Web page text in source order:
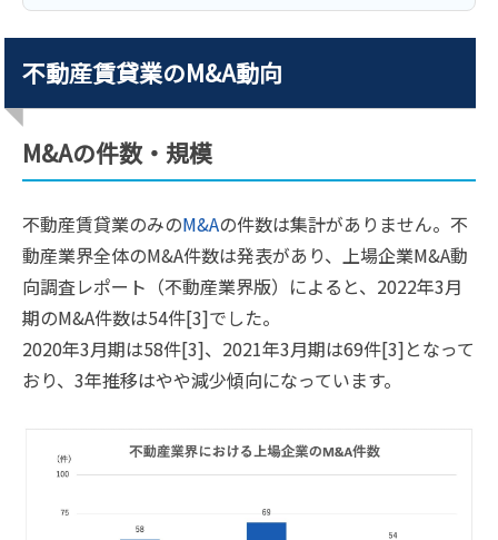
不動産賃貸業のM&A動向
M&Aの件数・規模
不動産賃貸業のみのM&Aの件数は集計がありません。不
動産業界全体のM&A件数は発表があり、上場企業M&A動
向調査レポート（不動産業界版）によると、2022年3月
期のM&A件数は54件[3]でした。
2020年3月期は58件[3]、2021年3月期は69件[3]となって
おり、3年推移はやや減少傾向になっています。